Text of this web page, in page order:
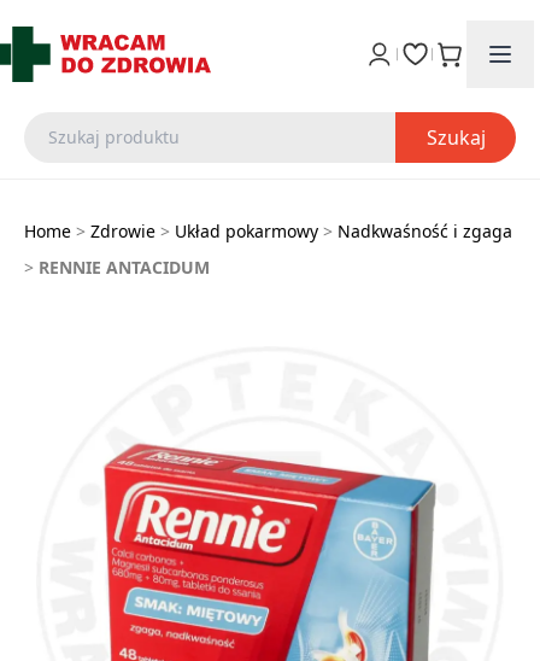
Szukaj
Home > Zdrowie > Układ pokarmowy > Nadkwaśność i zgaga
> RENNIE ANTACIDUM